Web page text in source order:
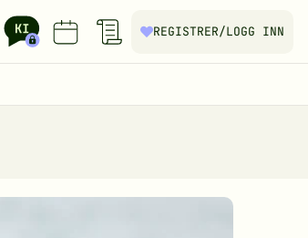
REGISTRER/LOGG INN